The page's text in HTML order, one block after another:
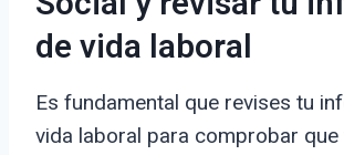
de vida laboral
Es fundamental que revises tu
vida laboral para comprobar